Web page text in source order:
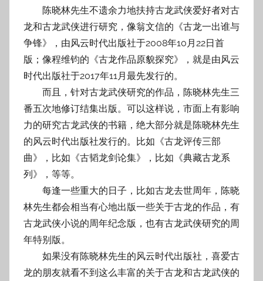
陈晓林先生不遗余力地扶持古龙武侠爱好者对古
龙和古龙武侠进行研究，像翁文信的《古龙一出谁与
争锋》，由风云时代出版社于2008年10月22日首
版；像程维钧的《古龙作品原貌探究》，就是由风云
时代出版社于2017年11月最先发行的。
而且，针对古龙武侠研究的作品，陈晓林先生三
番五次地修订结集出版。可以这样说，市面上有影响
力的研究古龙武侠的书籍，绝大部分就是陈晓林先生
的风云时代出版社发行的。比如《古龙评传三部
曲》，比如《古韬龙剑论集》，比如《典藏古龙系
列》，等等。
每逢一些重大的日子，比如古龙去世周年，陈晓
林先生都会相当有心地出版一些关于古龙的作品，有
古龙武侠小说的周年纪念版，也有古龙武侠研究的周
年特别版。
如果没有陈晓林先生的风云时代出版社，喜爱古
龙的朋友就看不到这么丰富的关于古龙和古龙武侠的